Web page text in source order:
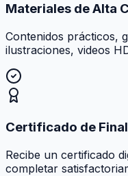
Materiales de Alta
Contenidos prácticos,
ilustraciones, videos
Certificado de
Recibe un certificado
completar